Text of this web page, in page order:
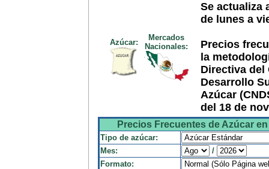
Azúcar:
Mercados
Nacionales:
Se actualiza
de lunes a
Precios
la
Directiva del
Desarrollo
Azúcar
del 18 de
Precios Frecuentes de Azúcar
Tipo de azúcar:
Mes:
/
Formato: